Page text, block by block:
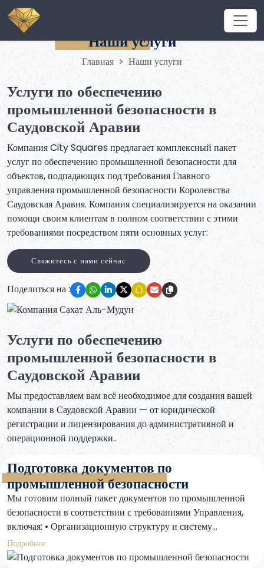
Наши услуги
Главная Наши услуги
Услуги по обеспечению
промышленной безопасности в
Саудовской Аравии
Компания City Squares предлагает комплексный пакет
услуг по обеспечению промышленной безопасности для
объектов, подпадающих под требования Главного
управления промышленной безопасности Королевства
Саудовская Аравия. Компания специализируется на оказании
помощи своим клиентам в полном соответствии с этими
требованиями посредством пяти основных услуг:
Свяжитесь с нами сейчас
Поделиться на :
Услуги по обеспечению
промышленной безопасности в
Саудовской Аравии
Мы предоставляем вам всё необходимое для создания вашей
компании в Саудовской Аравии — от юридической
регистрации и лицензирования до административной и
операционной поддержки..
Подготовка документов по
промышленной безопасности
Мы готовим полный пакет документов по промышленной
безопасности в соответствии с требованиями Управления,
включая: • Организационную структуру и систему
безопасности • Планы эвакуации и действий в
чрезвычайных ситуациях • Оценку рисков безопасности •
Подробнее